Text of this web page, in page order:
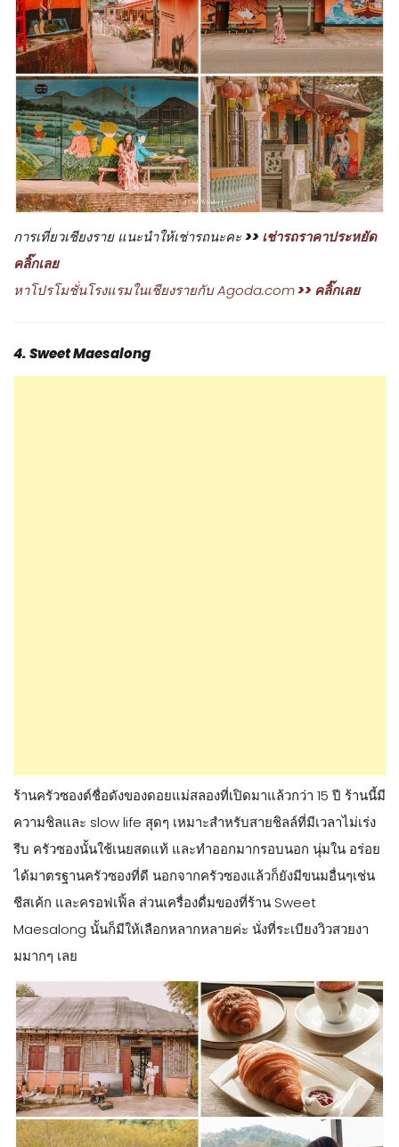
การเที่ยวเชียงราย แนะนำให้เช่ารถนะคะ>>เช่ารถราคาประหยัด
คลิ๊กเลย
หาโปรโมชั่นโรงแรมในเชียงรายกับ Agoda.com>> คลิ๊กเลย
4. Sweet Maesalong
ร้านครัวซองต์ชื่อดังของดอยแม่สลองที่เปิดมาแล้วกว่า 15 ปี ร้านนี้มี
ความชิลและ slow life สุดๆ เหมาะสำหรับสายชิลล์ที่มีเวลาไม่เร่ง
รีบ ครัวซองนั้นใช้เนยสดแท้ และทำออกมากรอบนอก นุ่มใน อร่อย
ได้มาตรฐานครัวซองที่ดี นอกจากครัวซองแล้วก็ยังมีขนมอื่นๆเช่น
ชีสเค้ก และครอฟเฟิ้ล ส่วนเครื่องดื่มของที่ร้าน Sweet
Maesalong นั้นก็มีให้เลือกหลากหลายค่ะ นั่งที่ระเบียงวิวสวยงา
มมากๆ เลย